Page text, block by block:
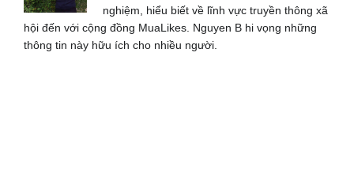
nghiệm, hiểu biết về lĩnh vực truyền thông xã
hội đến với cộng đồng MuaLikes. Nguyen B hi vọng những
thông tin này hữu ích cho nhiều người.